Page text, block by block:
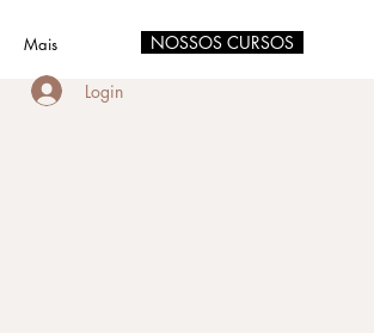
Mais NOSSOS CURSOS
Login